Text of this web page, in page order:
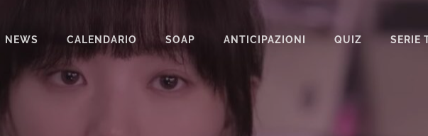
NEWS CALENDARIO SOAP
BEAUTIFUL
ANTICIPAZIONI QUIZ SERIE